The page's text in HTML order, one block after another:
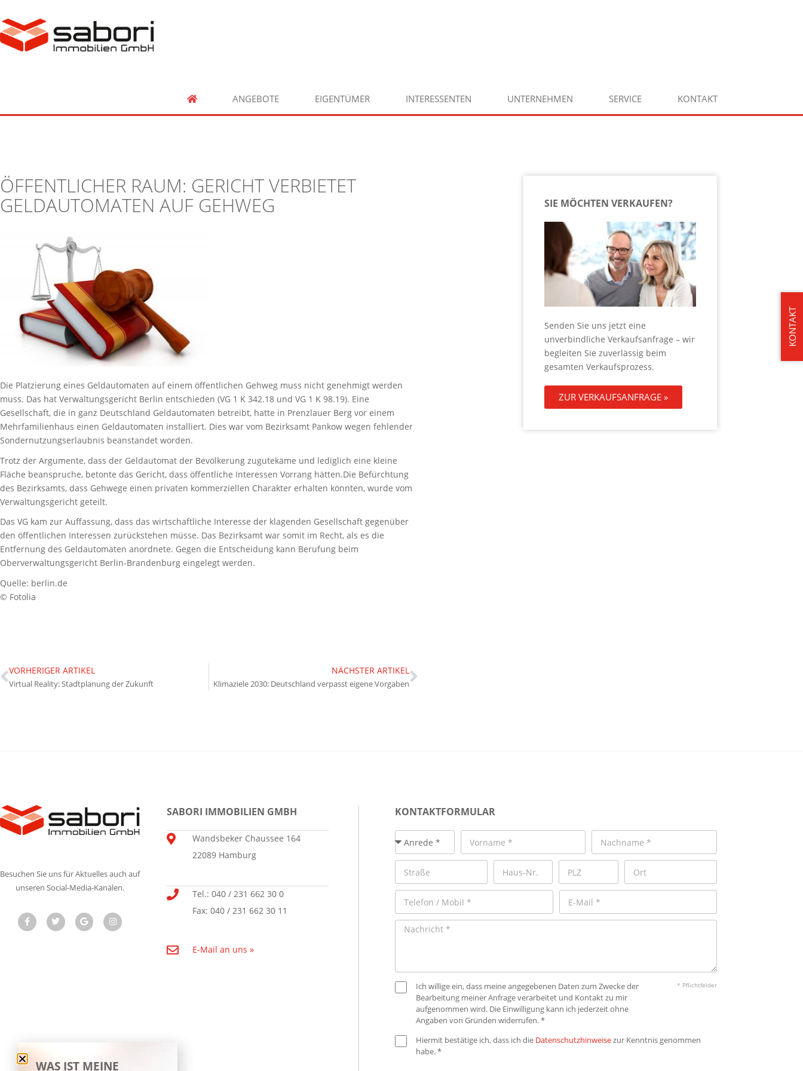
KONTAKT
ANGEBOTE EIGENTÜMER INTERESSENTEN UNTERNEHMEN SERVICE KONTAKT
ÖFFENTLICHER RAUM: GERICHT VERBIETET
GELDAUTOMATEN AUF GEHWEG
Die Platzierung eines Geldautomaten auf einem öffentlichen Gehweg muss nicht genehmigt werden
muss. Das hat Verwaltungsgericht Berlin entschieden (VG 1 K 342.18 und VG 1 K 98.19). Eine
Gesellschaft, die in ganz Deutschland Geldautomaten betreibt, hatte in Prenzlauer Berg vor einem
Mehrfamilienhaus einen Geldautomaten installiert. Dies war vom Bezirksamt Pankow wegen fehlender
Sondernutzungserlaubnis beanstandet worden.
Trotz der Argumente, dass der Geldautomat der Bevölkerung zugutekäme und lediglich eine kleine
Fläche beanspruche, betonte das Gericht, dass öffentliche Interessen Vorrang hätten.Die Befürchtung
des Bezirksamts, dass Gehwege einen privaten kommerziellen Charakter erhalten könnten, wurde vom
Verwaltungsgericht geteilt.
Das VG kam zur Auffassung, dass das wirtschaftliche Interesse der klagenden Gesellschaft gegenüber
den öffentlichen Interessen zurückstehen müsse. Das Bezirksamt war somit im Recht, als es die
Entfernung des Geldautomaten anordnete. Gegen die Entscheidung kann Berufung beim
Oberverwaltungsgericht Berlin-Brandenburg eingelegt werden.
Quelle: berlin.de
© Fotolia
VORHERIGER ARTIKEL
Virtual Reality: Stadtplanung der Zukunft
NÄCHSTER ARTIKEL
Klimaziele 2030: Deutschland verpasst eigene Vorgaben
SIE MÖCHTEN VERKAUFEN?
Senden Sie uns jetzt eine
unverbindliche Verkaufsanfrage – wir
begleiten Sie zuverlässig beim
gesamten Verkaufsprozess.
ZUR VERKAUFSANFRAGE »
Besuchen Sie uns für Aktuelles auch auf
unseren Social-Media-Kanälen.
SABORI IMMOBILIEN GMBH
Wandsbeker Chaussee 164
22089 Hamburg
Tel.: 040 / 231 662 30 0
Fax: 040 / 231 662 30 11
E-Mail an uns »
KONTAKTFORMULAR
Ich willige ein, dass meine angegebenen Daten zum Zwecke der
Bearbeitung meiner Anfrage verarbeitet und Kontakt zu mir
aufgenommen wird. Die Einwilligung kann ich jederzeit ohne
Angaben von Gründen widerrufen. *
* Pflichtfelder
Hiermit bestätige ich, dass ich die Datenschutzhinweisezur Kenntnis genommen
habe. *
WAS IST MEINE